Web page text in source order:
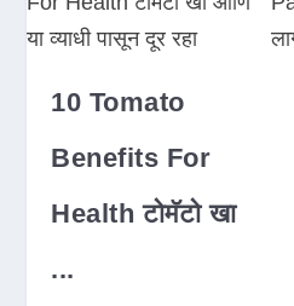
10 Tomato
Benefits For
Health टोमॅटो खा
...